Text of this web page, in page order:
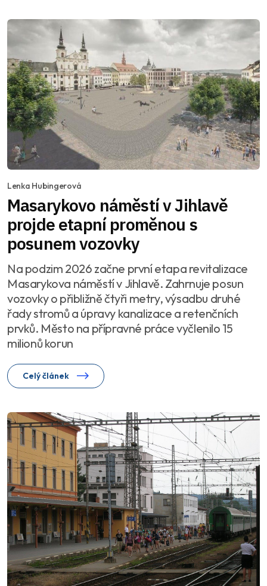
Lenka Hubingerová
Masarykovo náměstí v Jihlavě
projde etapní proměnou s
posunem vozovky
Na podzim 2026 začne první etapa revitalizace
Masarykova náměstí v Jihlavě. Zahrnuje posun
vozovky o přibližně čtyři metry, výsadbu druhé
řady stromů a úpravy kanalizace a retenčních
prvků. Město na přípravné práce vyčlenilo 15
milionů korun
Celý článek